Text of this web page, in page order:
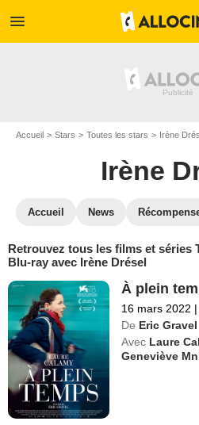
menu
Accueil Stars Toutes les stars Irène
Irène
Accueil News
Retrouvez tous les films et séries
Blu-ray avec Irène Drésel
À plein
16 mars 2022 |
De Eric Gravel
Avec Laure
Geneviève